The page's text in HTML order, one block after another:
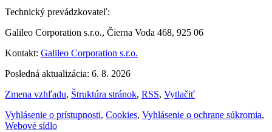
Technický prevádzkovateľ:
Galileo Corporation s.r.o., Čierna Voda 468, 925 06
Kontakt: Galileo Corporation s.r.o.
Posledná aktualizácia: 6. 8. 2026
Zmena vzhľadu, Štruktúra stránok, RSS, Vytlačiť
Vyhlásenie o prístupnosti, Cookies, Vyhlásenie o ochrane súkromia,
Webové sídlo